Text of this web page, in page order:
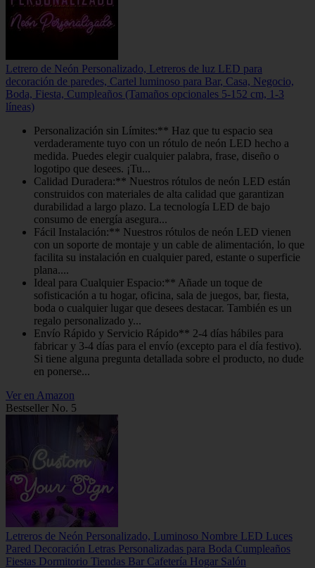
Letrero de Neón Personalizado, Letreros de luz LED para
decoración de paredes, Cartel luminoso para Bar, Casa, Negocio,
Boda, Fiesta, Cumpleaños (Tamaños opcionales 5-152 cm, 1-3
líneas)
Personalización sin Límites:** Haz que tu espacio sea
verdaderamente tuyo con un rótulo de neón LED hecho a
medida. Puedes elegir cualquier palabra, frase, diseño o
logotipo que desees. ¡Tu...
Calidad Duradera:** Nuestros rótulos de neón LED están
construidos con materiales de alta calidad que garantizan
durabilidad a largo plazo. La tecnología LED de bajo
consumo de energía asegura...
Fácil Instalación:** Nuestros rótulos de neón LED vienen
con un soporte de montaje y un cable de alimentación, lo que
facilita su instalación en cualquier pared, estante o superficie
plana....
Ideal para Cualquier Espacio:** Añade un toque de
sofisticación a tu hogar, oficina, sala de juegos, bar, fiesta,
boda o cualquier lugar que desees destacar. También es un
regalo personalizado y...
Envío Rápido y Servicio Rápido** 2-4 días hábiles para
fabricar y 3-4 días para el envío (excepto para el día festivo).
Si tiene alguna pregunta detallada sobre el producto, no dude
en ponerse...
Ver en Amazon
Bestseller No. 5
Letreros de Neón Personalizado, Luminoso Nombre LED Luces
Pared Decoración Letras Personalizadas para Boda Cumpleaños
Fiestas Dormitorio Tiendas Bar Cafetería Hogar Salón